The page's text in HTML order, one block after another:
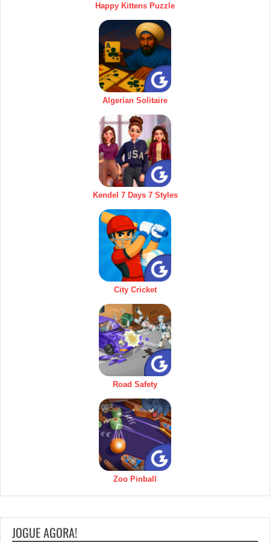
Happy Kittens Puzzle
Algerian Solitaire
Kendel 7 Days 7 Styles
City Cricket
Road Safety
Zoo Pinball
JOGUE AGORA!